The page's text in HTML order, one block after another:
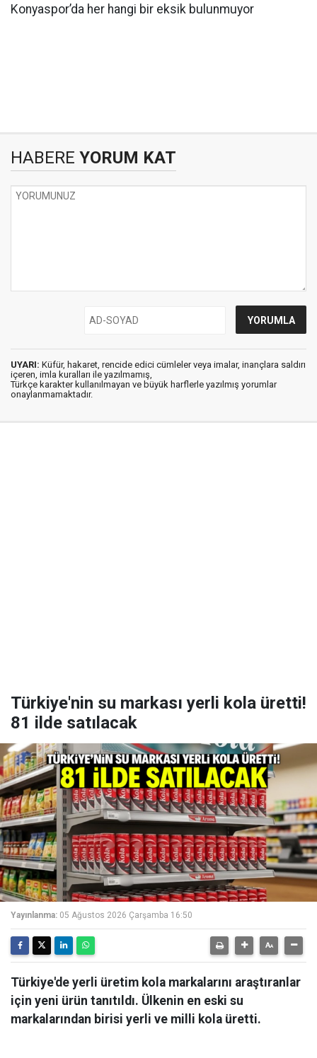
Konyaspor’da her hangi bir eksik bulunmuyor
HABERE YORUM KAT
UYARI: Küfür, hakaret, rencide edici cümleler veya imalar, inançlara saldırı
içeren, imla kuralları ile yazılmamış,
Türkçe karakter kullanılmayan ve büyük harflerle yazılmış yorumlar
onaylanmamaktadır.
Türkiye'nin su markası yerli kola üretti!
81 ilde satılacak
Yayınlanma: 05 Ağustos 2026 Çarşamba 16:50
Türkiye'de yerli üretim kola markalarını araştıranlar
için yeni ürün tanıtıldı. Ülkenin en eski su
markalarından birisi yerli ve milli kola üretti.